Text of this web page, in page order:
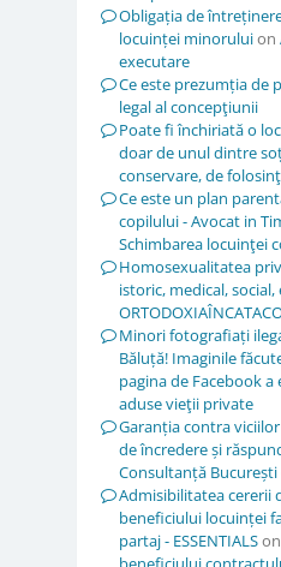
Obligația de
locuinței minoruluion
executare
Ce este prezumția de
legal al concepţiunii
Poate fi închiriată o
doar de unul dintre
conservare, de
Ce este un plan
copilului - Avocat in
Schimbarea locuinţei
Homosexualitatea
istoric, medical,
Minori fotografiați
Băluță! Imaginile
pagina de Facebook a
aduse vieţii private
Garanția contra
de încredere și
Consultanță București
Admisibilitatea cererii
beneficiului locuinței
partaj - ESSENTIALSon